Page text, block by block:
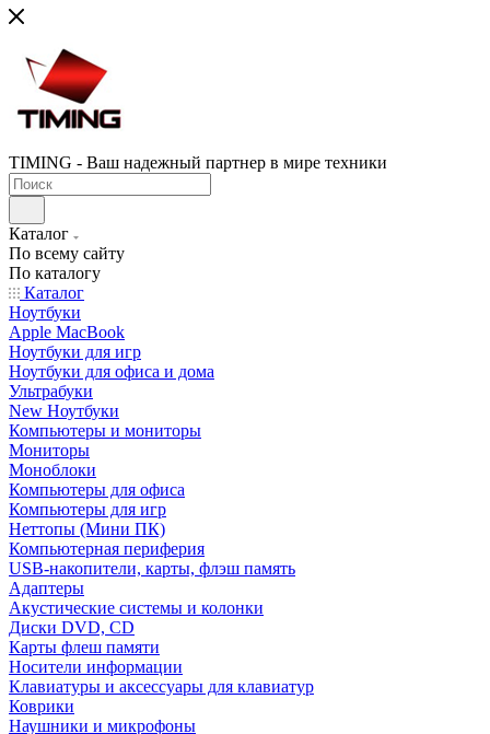
TIMING - Ваш надежный партнер в мире техники
Каталог
По всему сайту
По каталогу
Каталог
Ноутбуки
Apple MacBook
Ноутбуки для игр
Ноутбуки для офиса и дома
Ультрабуки
New Ноутбуки
Компьютеры и мониторы
Мониторы
Моноблоки
Компьютеры для офиса
Компьютеры для игр
Неттопы (Мини ПК)
Компьютерная периферия
USB-накопители, карты, флэш память
Адаптеры
Акустические системы и колонки
Диски DVD, CD
Карты флеш памяти
Носители информации
Клавиатуры и аксессуары для клавиатур
Коврики
Наушники и микрофоны